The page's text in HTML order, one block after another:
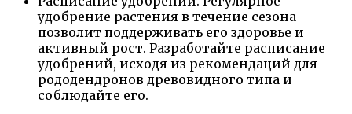
удобрение растения в течение сезона
позволит поддерживать его здоровье и
активный рост. Разработайте расписание
удобрений, исходя из рекомендаций для
рододендронов древовидного типа и
соблюдайте его.